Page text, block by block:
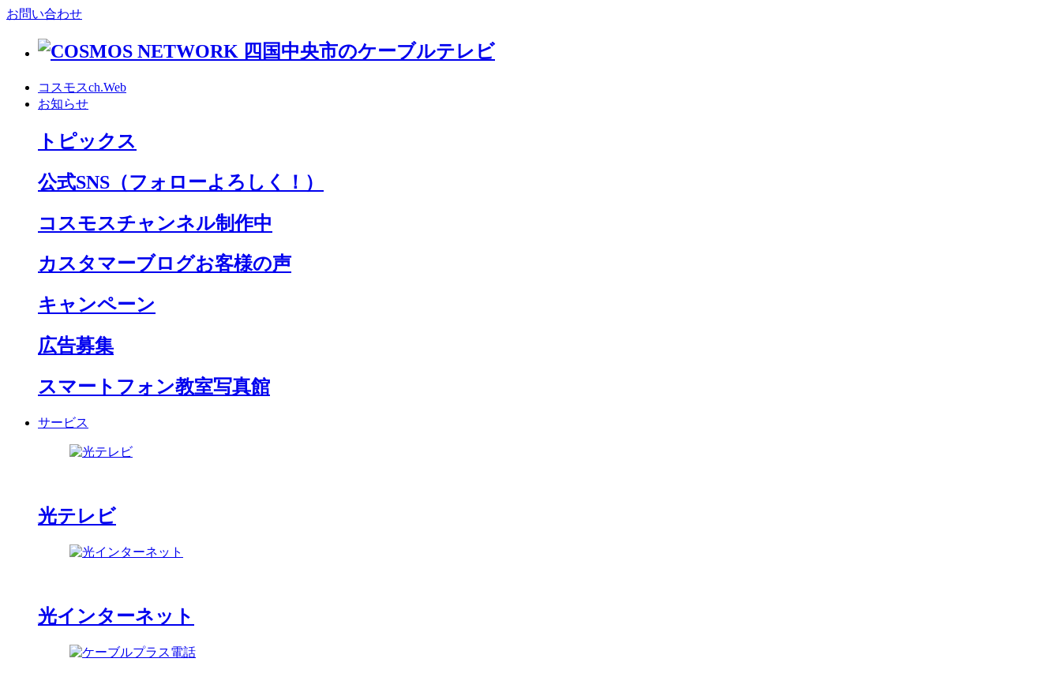
お問い合わせ
コスモスch.Web
お知らせ
トピックス
公式SNS （フォローよろしく！）
コスモスチャンネル制作中
カスタマーブログお客様の声
キャンペーン
広告募集
スマートフォン教室写真館
サービス
光テレビ
光インターネット